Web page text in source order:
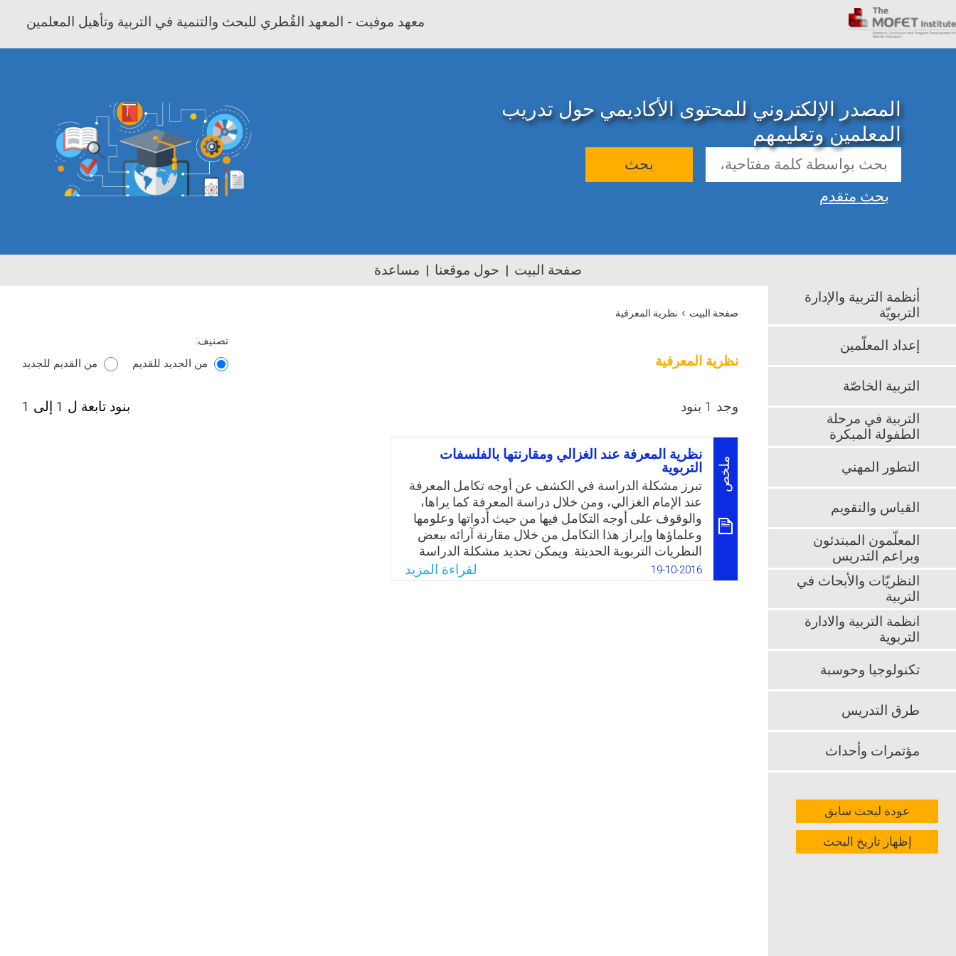
معهد موفيت - المعهد القُطري للبحث والتنمية في التربية وتأهيل المعلمين
المصدر الإلكتروني للمحتوى الأكاديمي حول تدريب
المعلمين وتعليمهم
بحث
بحث متقدم
صفحة البيت حول موقعنا مساعدة
صفحة البيت › نظرية المعرفية
نظرية المعرفية
تصنيف:
من الجديد للقديم
من القديم للجديد
وجد 1 بنود بنود تابعة ل 1 إلى 1
ملخص
نظرية المعرفة عند الغزالي ومقارنتها بالفلسفات
التربوية
تبرز مشكلة الدراسة في الكشف عن أوجه تكامل المعرفة
عند الإمام الغزالي، ومن خلال دراسة المعرفة كما يراها،
والوقوف على أوجه التكامل فيها من حيث أدواتها وعلومها
وعلماؤها وإبراز هذا التكامل من خلال مقارنة آرائه ببعض
النظريات التربوية الحديثة. ويمكن تحديد مشكلة الدراسة
من خلال الإجابة على السؤال المحوري الرئيس الآتي: ما
مفهوم نظرية المعرفة عند الغزالي ومقارنتها بالفلسفات
19-10-2016 لقراءة المزيد
أنظمة التربية والإدارة
التربويّة
إعداد المعلّمين
التربية الخاصّة
التربية في مرحلة
الطفولة المبكرة
التطور المهني
القياس والتقويم
المعلّمون المبتدئون
وبراعم التدريس
النظريّات والأبحاث في
التربية
انظمة التربية والادارة
التربوية
تكنولوجيا وحوسبة
طرق التدريس
مؤتمرات وأحداث
عودة لبحث سابق
إظهار تاريخ البحث